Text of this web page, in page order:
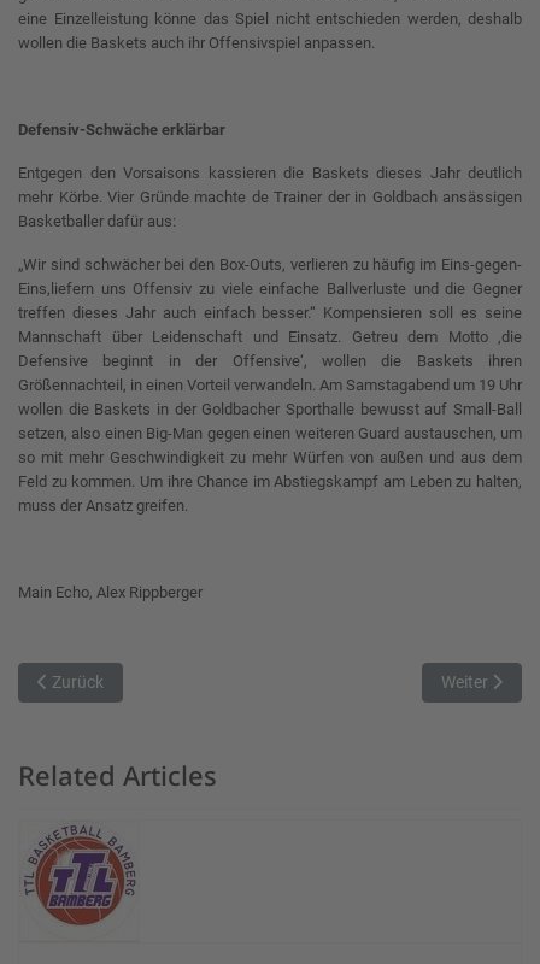
eine Einzelleistung könne das Spiel nicht entschieden werden, deshalb
wollen die Baskets auch ihr Offensivspiel anpassen.
Defensiv-Schwäche erklärbar
Entgegen den Vorsaisons kassieren die Baskets dieses Jahr deutlich
mehr Körbe. Vier Gründe machte de Trainer der in Goldbach ansässigen
Basketballer dafür aus:
„Wir sind schwächer bei den Box-Outs, verlieren zu häufig im Eins-gegen-
Eins,liefern uns Offensiv zu viele einfache Ballverluste und die Gegner
treffen dieses Jahr auch einfach besser.“ Kompensieren soll es seine
Mannschaft über Leidenschaft und Einsatz. Getreu dem Motto ‚die
Defensive beginnt in der Offensive‘, wollen die Baskets ihren
Größennachteil, in einen Vorteil verwandeln. Am Samstagabend um 19 Uhr
wollen die Baskets in der Goldbacher Sporthalle bewusst auf Small-Ball
setzen, also einen Big-Man gegen einen weiteren Guard austauschen, um
so mit mehr Geschwindigkeit zu mehr Würfen von außen und aus dem
Feld zu kommen. Um ihre Chance im Abstiegskampf am Leben zu halten,
muss der Ansatz greifen.
Main Echo, Alex Rippberger
Vorheriger Beitrag: Vorbericht: Playoff-Halbfinale in München
Zurück Nächster
Weiter
Related Articles